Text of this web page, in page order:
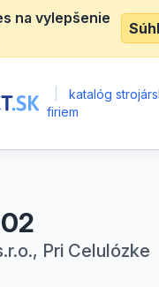
na vylepšenie
katalóg
firiem
Pri Celulózke